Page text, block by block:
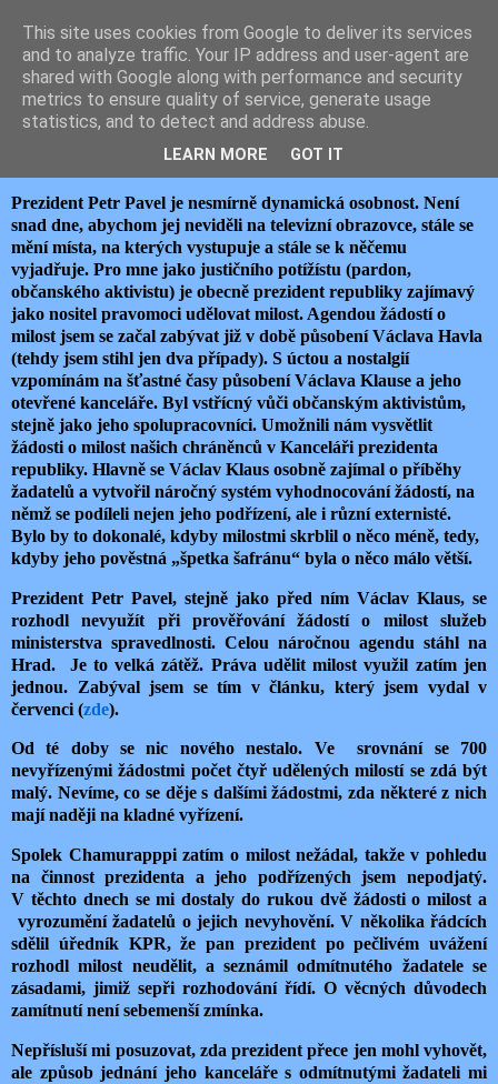
JEMELIK ZDENĚK
úterý 1. října 2024
O MILOSTI BEZ MILOSTI
Prezident Petr Pavel je nesmírně dynamická osobnost. Není
snad dne, abychom jej neviděli na televizní obrazovce, stále se
mění místa, na kterých vystupuje a stále se k něčemu
vyjadřuje. Pro mne jako justičního potížístu (pardon,
občanského aktivistu) je obecně prezident republiky zajímavý
jako nositel pravomoci udělovat milost. Agendou žádostí o
milost jsem se začal zabývat již v době působení Václava Havla
(tehdy jsem stihl jen dva případy). S úctou a nostalgií
vzpomínám na šťastné časy působení Václava Klause a jeho
otevřené kanceláře. Byl vstřícný vůči občanským aktivistům,
stejně jako jeho spolupracovníci. Umožnili nám vysvětlit
žádosti o milost našich chráněnců v Kanceláři prezidenta
republiky. Hlavně se Václav Klaus osobně zajímal o příběhy
žadatelů a vytvořil náročný systém vyhodnocování žádostí, na
němž se podíleli nejen jeho podřízení, ale i různí externisté.
Bylo by to dokonalé, kdyby milostmi skrblil o něco méně, tedy,
kdyby jeho pověstná „špetka šafránu“ byla o něco málo větší.
Prezident Petr Pavel, stejně jako před ním Václav Klaus, se
rozhodl nevyužít při prověřování žádostí o milost služeb
ministerstva spravedlnosti. Celou náročnou agendu stáhl na
Hrad.
Je to velká zátěž. Práva udělit milost využil zatím jen
jednou. Zabýval jsem se tím v článku, který jsem vydal v
červenci (zde).
Od té doby se nic nového nestalo. Ve
srovnání se 700
nevyřízenými žádostmi počet čtyř udělených milostí se zdá být
malý. Nevíme, co se děje s dalšími žádostmi, zda některé z nich
mají naději na kladné vyřízení.
Spolek Chamurapppi zatím o milost nežádal, takže v pohledu
na činnost prezidenta a jeho podřízených jsem nepodjatý.
V těchto dnech se mi dostaly do rukou dvě žádosti o milost a
vyrozumění žadatelů o jejich nevyhovění. V několika řádcích
sdělil úředník KPR, že pan prezident po pečlivém uvážení
rozhodl milost neudělit, a seznámil odmítnutého žadatele se
zásadami, jimiž sepři rozhodování řídí. O věcných důvodech
zamítnutí není sebemenší zmínka.
Nepřísluší mi posuzovat, zda prezident přece jen mohl vyhovět,
ale způsob jednání jeho kanceláře s odmítnutými žadateli mi
This site uses cookies from Google to deliver its services
and to analyze traffic. Your IP address and user-agent are
shared with Google along with performance and security
metrics to ensure quality of service, generate usage
statistics, and to detect and address abuse.
LEARN MORE GOT IT